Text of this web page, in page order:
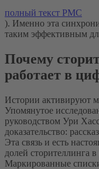
полный текст PMC
). Именно эта
таким эффективным
Почему
работает в
Истории активируют
Упомянутое
руководством Ури
доказательство:
Эта связь и есть
долей сторителлинга
Маркированные